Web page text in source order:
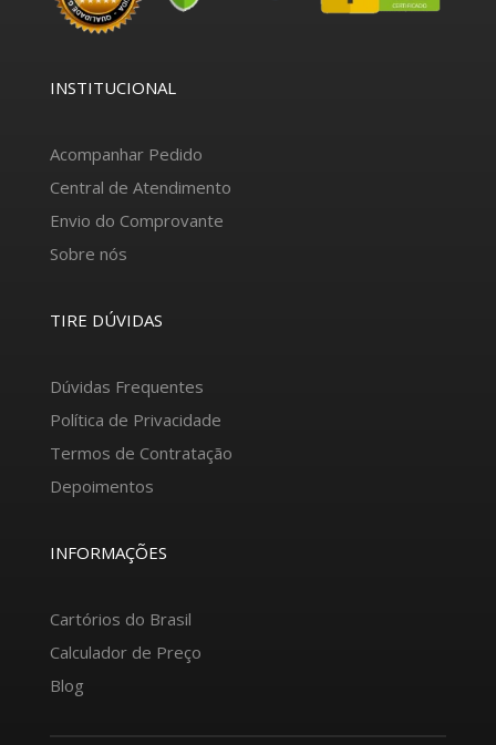
INSTITUCIONAL
Acompanhar Pedido
Central de Atendimento
Envio do Comprovante
Sobre nós
TIRE DÚVIDAS
Dúvidas Frequentes
Política de Privacidade
Termos de Contratação
Depoimentos
INFORMAÇÕES
Cartórios do Brasil
Calculador de Preço
Blog